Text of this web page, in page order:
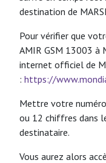
destination de
Pour vérifier que
AMIR GSM 13003 à
internet officiel de
: https://
Mettre votre
ou 12 chiffres dans
destinataire.
Vous aurez alors